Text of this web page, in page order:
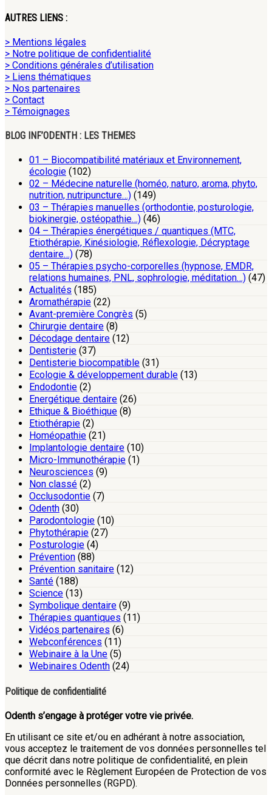
AUTRES LIENS :
> Mentions légales
> Notre politique de confidentialité
> Conditions générales d’utilisation
> Liens thématiques
> Nos partenaires
> Contact
> Témoignages
BLOG INF’ODENTH : LES THEMES
01 – Biocompatibilité matériaux et Environnement,
écologie (102)
02 – Médecine naturelle (homéo, naturo, aroma, phyto,
nutrition, nutripuncture…) (149)
03 – Thérapies manuelles (orthodontie, posturologie,
biokinergie, ostéopathie…) (46)
04 – Thérapies énergétiques / quantiques (MTC,
Etiothérapie, Kinésiologie, Réflexologie, Décryptage
dentaire…) (78)
05 – Thérapies psycho-corporelles (hypnose, EMDR,
relations humaines, PNL, sophrologie, méditation…) (47)
Actualités (185)
Aromathérapie (22)
Avant-première Congrès (5)
Chirurgie dentaire (8)
Décodage dentaire (12)
Dentisterie (37)
Dentisterie biocompatible (31)
Ecologie & développement durable (13)
Endodontie (2)
Energétique dentaire (26)
Ethique & Bioéthique (8)
Etiothérapie (2)
Homéopathie (21)
Implantologie dentaire (10)
Micro-Immunothérapie (1)
Neurosciences (9)
Non classé (2)
Occlusodontie (7)
Odenth (30)
Parodontologie (10)
Phytothérapie (27)
Posturologie (4)
Prévention (88)
Prévention sanitaire (12)
Santé (188)
Science (13)
Symbolique dentaire (9)
Thérapies quantiques (11)
Vidéos partenaires (6)
Webconférences (11)
Webinaire à la Une (5)
Webinaires Odenth (24)
Politique de confidentialité
Odenth s’engage à protéger votre vie privée.
En utilisant ce site et/ou en adhérant à notre association,
vous acceptez le traitement de vos données personnelles tel
que décrit dans notre politique de confidentialité, en plein
conformité avec le Règlement Européen de Protection de vos
Données personnelles (RGPD).